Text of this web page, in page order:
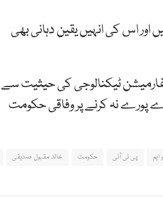
اس کی انہیں یقین دہانی بھی
انفارمیشن ٹیکنالوجی کی حیثیت سے
پورے نہ کرنے پر وفاقی حکومت
ایم پی ٹی آئی حکومت خالد مقبول صدیقی